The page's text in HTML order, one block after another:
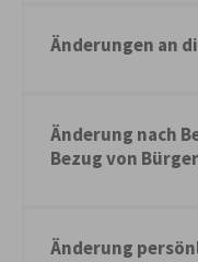
Änderungen an
Änderung nach
Bezug von
Änderung